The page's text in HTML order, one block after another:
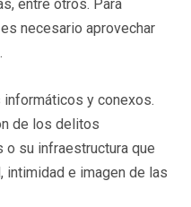
entre otros. Para
necesario aprovechar
y conexos.
de los delitos
su infraestructura que
intimidad e imagen de las